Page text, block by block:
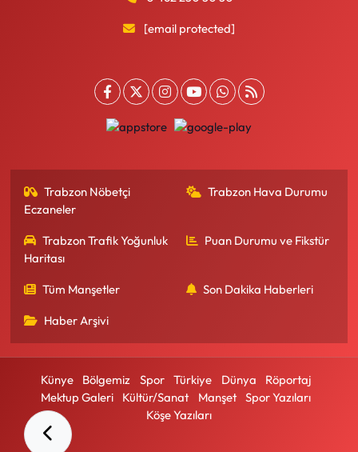
[email protected]
Trabzon Nöbetçi
Eczaneler
Trabzon Hava Durumu
Trabzon Trafik Yoğunluk
Haritası
Puan Durumu ve Fikstür
Tüm Manşetler Son Dakika Haberleri
Haber Arşivi
Künye Bölgemiz Spor Türkiye Dünya
Röportaj
Mektup Galeri
Kültür/Sanat Manşet
Spor Yazıları
Köşe Yazıları